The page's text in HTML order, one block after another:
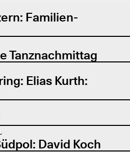
Familien-
Tanznachmittag
Elias Kurth:
David Koch